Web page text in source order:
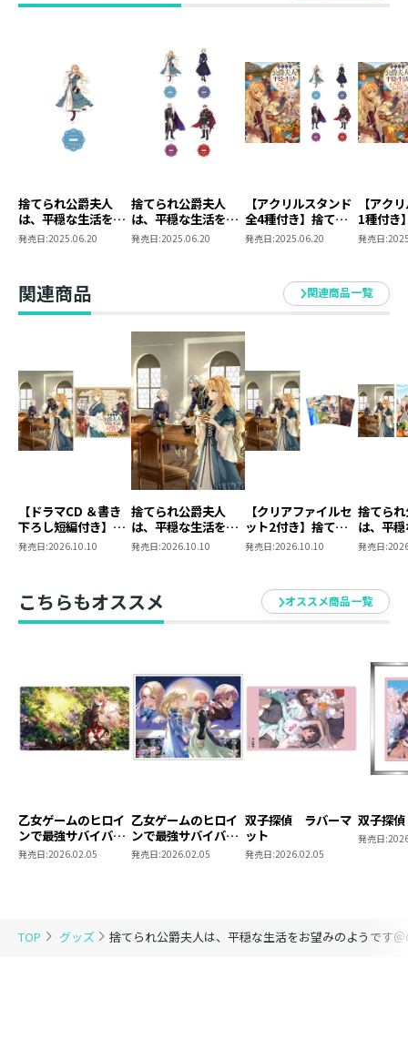
TOP グッズ 捨てられ公爵夫人は、平穏な生活をお望みのようです
捨てられ公爵夫人
は、平穏な生活をお
望みのようです ア
クリルスタンド（メ
発売日:2025.06.20
捨てられ公爵夫人
は、平穏な生活をお
望みのようです ア
クリルスタンド 全
発売日:2025.06.20
【アクリルスタンド
全4種付き】捨てら
れ公爵夫人は、平穏
な生活をお望みのよ
発売日:2025.06.20
【アク
1種付き
公爵夫
生活を
発売日:
関連商品 関連商品一覧
【ドラマCD ＆書き
下ろし短編付き】捨
てられ公爵夫人は、
サイン本】
発売日:2026.10.10
捨てられ公爵夫人
は、平穏な生活をお
望みのようです5
発売日:2026.10.10
【クリアファイルセ
ット2付き】捨てら
れ公爵夫人は、平穏
発売日:2026.10.10
捨てら
は、平
望みの
タミエ
本】
発売日:
こちらもオススメ オススメ商品一覧
乙女ゲームのヒロイ
ンで最強サバイバ
ル ラバーマット
発売日:2026.02.05
乙女ゲームのヒロイ
ンで最強サバイバ
ル アクリルパネル
発売日:2026.02.05
双子探偵 ラバーマ
ット
発売日:2026.02.05
双子探
発売日: